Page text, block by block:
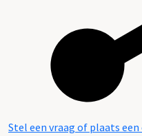
Stel een vraag of plaats